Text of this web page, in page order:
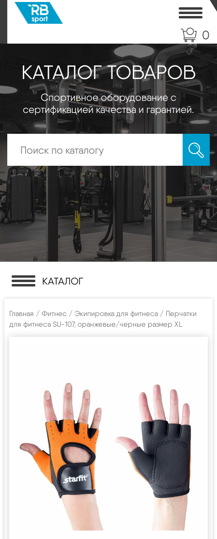
0
КАТАЛОГ ТОВАРОВ
Спортивное оборудование с
сертификацией качества и гарантией.
КАТАЛОГ
Главная / Фитнес / Экипировка для фитнеса / Перчатки
для фитнеса SU-107, оранжевые/черные размер XL